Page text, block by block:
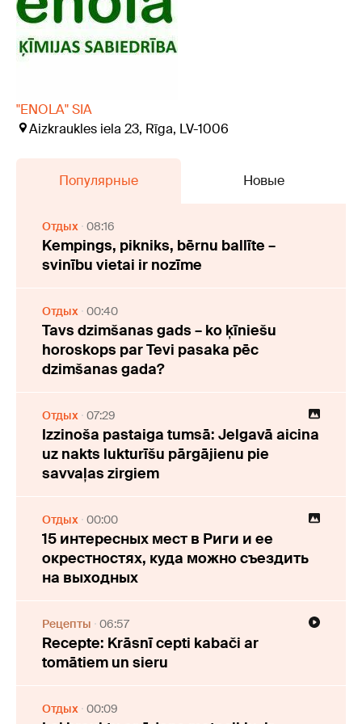
"ENOLA" SIA
Aizkraukles iela 23, Rīga, LV-1006
Популярные Новые
Отдых 08:16
Kempings, pikniks, bērnu ballīte –
svinību vietai ir nozīme
Отдых 00:40
Tavs dzimšanas gads – ko ķīniešu
horoskops par Tevi pasaka pēc
dzimšanas gada?
Отдых 07:29
Izzinoša pastaiga tumsā: Jelgavā aicina
uz nakts lukturīšu pārgājienu pie
savvaļas zirgiem
Отдых 00:00
15 интересных мест в Риги и ее
окрестностях, куда можно съездить
на выходных
Рецепты 06:57
Recepte: Krāsnī cepti kabači ar
tomātiem un sieru
Отдых 00:09